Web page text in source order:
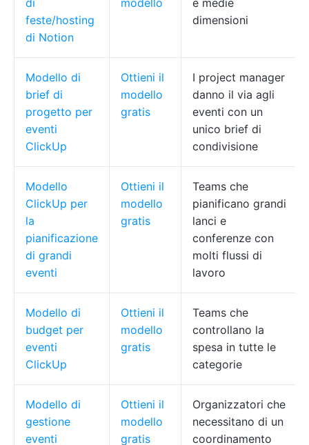
di
feste/hosting
di Notion
modello
e medie
dimensioni
Modello di
brief di
progetto per
eventi
ClickUp
Ottieni il
modello
gratis
I project manager
danno il via agli
eventi con un
unico brief di
condivisione
Modello
ClickUp per
la
pianificazione
di grandi
eventi
Ottieni il
modello
gratis
Teams che
pianificano grandi
lanci e
conferenze con
molti flussi di
lavoro
Modello di
budget per
eventi
ClickUp
Ottieni il
modello
gratis
Teams che
controllano la
spesa in tutte le
categorie
Modello di
gestione
eventi
Ottieni il
modello
gratis
Organizzatori che
necessitano di un
coordinamento